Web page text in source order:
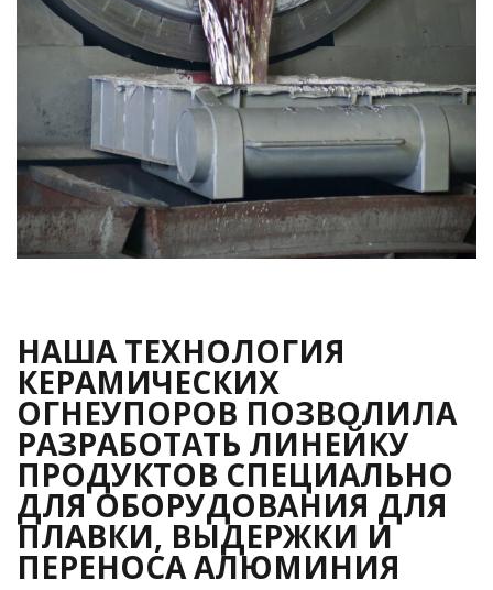
НАША ТЕХНОЛОГИЯ
КЕРАМИЧЕСКИХ
ОГНЕУПОРОВ ПОЗВОЛИЛА
РАЗРАБОТАТЬ ЛИНЕЙКУ
ПРОДУКТОВ СПЕЦИАЛЬНО
ДЛЯ ОБОРУДОВАНИЯ ДЛЯ
ПЛАВКИ, ВЫДЕРЖКИ И
ПЕРЕНОСА АЛЮМИНИЯ